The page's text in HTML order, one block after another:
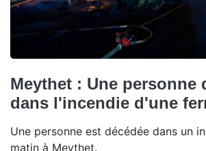
Meythet : Une personne
dans l'incendie d'une
Une personne est décédée dans un
matin à Meythet.